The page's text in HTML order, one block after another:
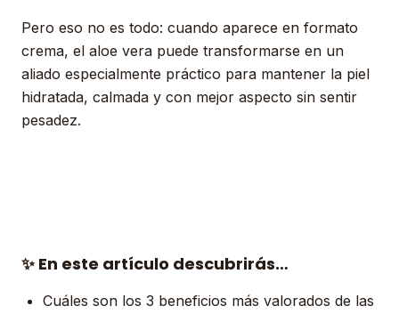
Pero eso no es todo: cuando aparece en formato
crema, el aloe vera puede transformarse en un
aliado especialmente práctico para mantener la piel
hidratada, calmada y con mejor aspecto sin sentir
pesadez.
✨ En este artículo descubrirás…
Cuáles son los 3 beneficios más valorados de las